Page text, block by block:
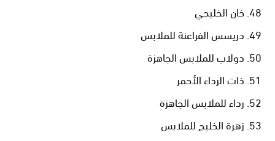
خان الخليجي
دريسس الفراعنة للملابس
دولاب للملابس الجاهزة
ذات الرداء الأحمر
رداء للملابس الجاهزة
زهرة الخليج للملابس